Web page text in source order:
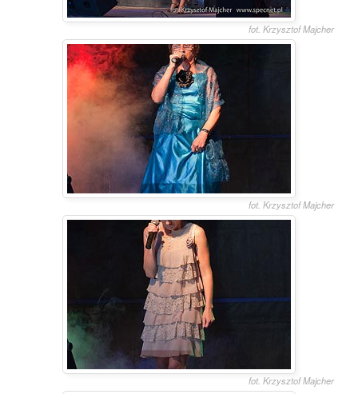
fot. Krzysztof Majcher
fot. Krzysztof Majcher
fot. Krzysztof Majcher